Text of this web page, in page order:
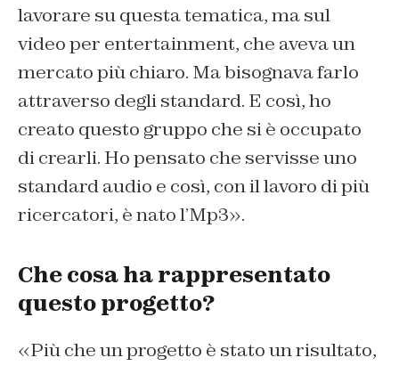
lavorare su questa tematica, ma sul
video per entertainment, che aveva un
mercato più chiaro. Ma bisognava farlo
attraverso degli standard. E così, ho
creato questo gruppo che si è occupato
di crearli. Ho pensato che servisse uno
standard audio e così, con il lavoro di più
ricercatori, è nato l’Mp3».
Che cosa ha rappresentato
questo progetto?
«Più che un progetto è stato un risultato,